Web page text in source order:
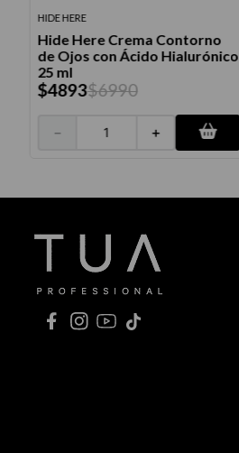
HIDE HERE
Hide Here Crema Contorno
de Ojos con Ácido Hialurónico
25 ml
$4893$6990
＋
－